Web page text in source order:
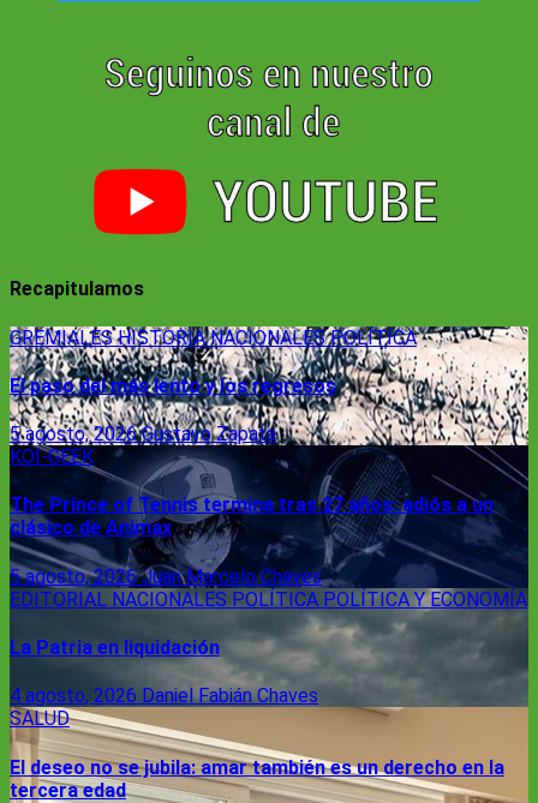
Recapitulamos
GREMIALESHISTORIANACIONALESPOLÍTICA
El paso del más lento y los regresos
5 agosto, 2026Gustavo Zapata
KOI-GEEK
The Prince of Tennis termina tras 27 años: adiós a un
clásico de Animax
5 agosto, 2026Juan Marcelo Chaves
EDITORIAL NACIONALES POLÍTICA POLÍTICA Y ECONOMÍA
La Patria en liquidación
4 agosto, 2026 Daniel Fabián Chaves
SALUD
El deseo no se jubila: amar también es un derecho en la
tercera edad